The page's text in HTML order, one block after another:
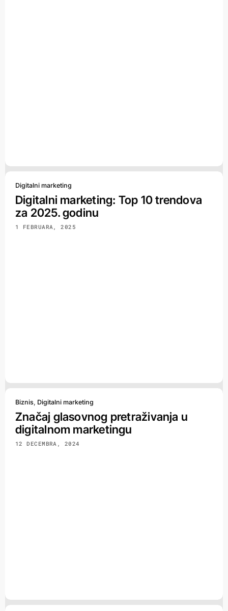
Digitalni marketing
Digitalni marketing: Top 10 trendova
za 2025. godinu
1 FEBRUARA, 2025
Biznis Digitalni marketing
Značaj glasovnog pretraživanja u
digitalnom marketingu
12 DECEMBRA, 2024